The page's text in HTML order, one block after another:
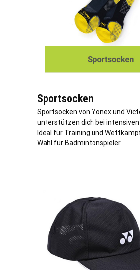
Sportsocken
Sportsocken von Yonex und
unterstützen dich bei intensiven
Ideal für Training und
Wahl für Badmintonspieler.